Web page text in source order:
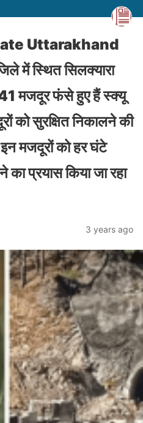
Uttarakhand
में स्थित सिलक्यारा
मजदूर फंसे हुए हैं स्क्यू
को सुरक्षित निकालने की
मजदूरों को हर घंटे
का प्रयास किया जा रहा
3 years ago